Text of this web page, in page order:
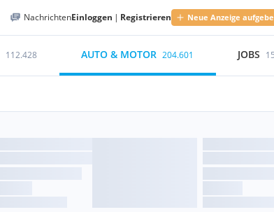
NachrichtenEinloggen | Registrieren Neue Anzeige
112.428 AUTO & MOTOR 204.601 JOBS